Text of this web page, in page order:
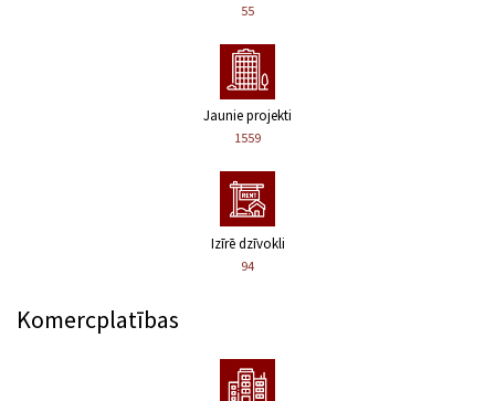
55
Jaunie projekti
1559
Izīrē dzīvokli
94
Komercplatības